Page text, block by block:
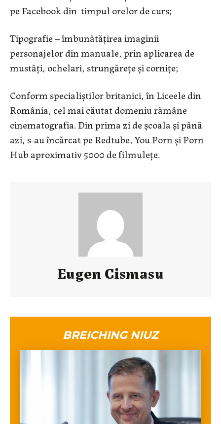
pe Facebook din timpul orelor de curs;
Tipografie – îmbunătățirea imaginii
personajelor din manuale, prin aplicarea de
mustăți, ochelari, strungărețe și cornițe;
Conform specialiștilor britanici, în Liceele din
România, cel mai căutat domeniu rămâne
cinematografia. Din prima zi de școala și până
azi, s-au încărcat pe Redtube, You Porn și Porn
Hub aproximativ 5000 de filmulețe.
Eugen Cismasu
BREICHING NIUZ